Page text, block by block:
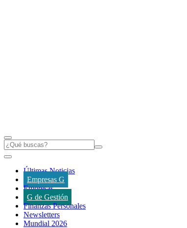
Últimas Noticias
Empresas G
Empresas
G de Gestión
Finanzas Personales
Newsletters
Mundial 2026